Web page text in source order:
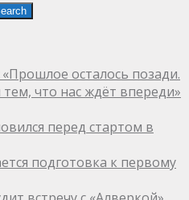
осталось позади.
что нас ждёт впереди»
перед стартом в
подготовка к первому